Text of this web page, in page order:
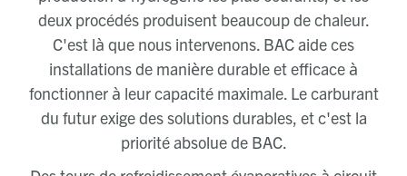
deux procédés produisent beaucoup de chaleur.
C'est là que nous intervenons. BAC aide ces
installations de manière durable et efficace à
fonctionner à leur capacité maximale. Le carburant
du futur exige des solutions durables, et c'est la
priorité absolue de BAC.